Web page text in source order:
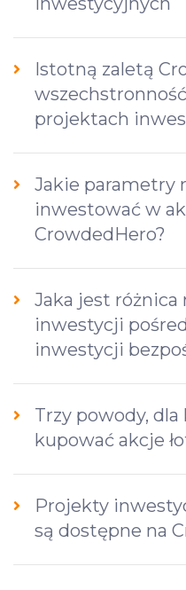
Istotną zaletą
projektach
Jakie parametry
inwestować w
CrowdedHero?
Jaka jest
inwestycji
inwestycji
Trzy powody,
kupować akcje
Projekty
są dostępne na